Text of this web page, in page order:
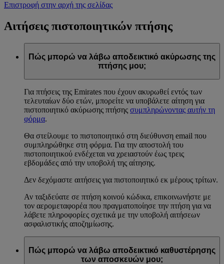
Επιστροφή στην αρχή της σελίδας
Αιτήσεις πιστοποιητικών πτήσης
Πώς μπορώ να λάβω αποδεικτικό ακύρωσης της
πτήσης μου;
Για πτήσεις της Emirates που έχουν ακυρωθεί εντός των
τελευταίων δύο ετών, μπορείτε να υποβάλετε αίτηση για
πιστοποιητικό ακύρωσης πτήσης συμπληρώνοντας αυτήν τη
φόρμα.
Θα στείλουμε το πιστοποιητικό στη διεύθυνση email που
συμπληρώθηκε στη φόρμα. Για την αποστολή του
πιστοποιητικού ενδέχεται να χρειαστούν έως τρεις
εβδομάδες από την υποβολή της αίτησης.
Δεν δεχόμαστε αιτήσεις για πιστοποιητικό εκ μέρους τρίτων.
Αν ταξιδεύατε σε πτήση κοινού κώδικα, επικοινωνήστε με
τον αερομεταφορέα που πραγματοποίησε την πτήση για να
λάβετε πληροφορίες σχετικά με την υποβολή αιτήσεων
ασφαλιστικής αποζημίωσης.
Πώς μπορώ να λάβω αποδεικτικό καθυστέρησης
των αποσκευών μου;